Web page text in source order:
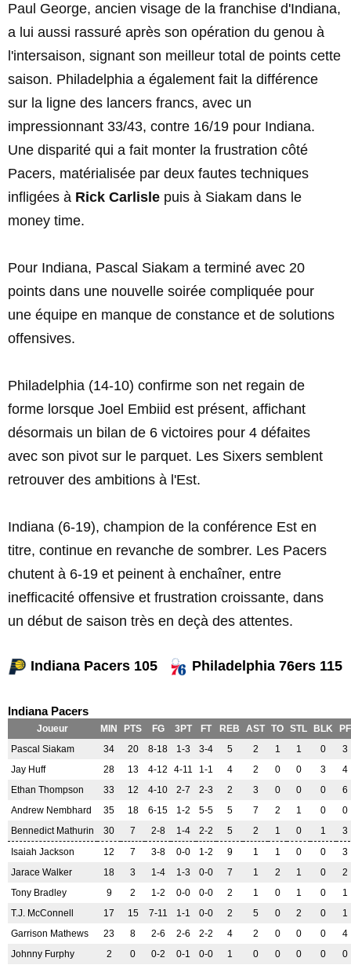
Paul George, ancien visage de la franchise d'Indiana,
a lui aussi rassuré après son opération du genou à
l'intersaison, signant son meilleur total de points cette
saison. Philadelphia a également fait la différence
sur la ligne des lancers francs, avec un
impressionnant 33/43, contre 16/19 pour Indiana.
Une disparité qui a fait monter la frustration côté
Pacers, matérialisée par deux fautes techniques
infligées à Rick Carlisle puis à Siakam dans le
money time.
Pour Indiana, Pascal Siakam a terminé avec 20
points dans une nouvelle soirée compliquée pour
une équipe en manque de constance et de solutions
offensives.
Philadelphia (14-10) confirme son net regain de
forme lorsque Joel Embiid est présent, affichant
désormais un bilan de 6 victoires pour 4 défaites
avec son pivot sur le parquet. Les Sixers semblent
retrouver des ambitions à l'Est.
Indiana (6-19), champion de la conférence Est en
titre, continue en revanche de sombrer. Les Pacers
chutent à 6-19 et peinent à enchaîner, entre
inefficacité offensive et frustration croissante, dans
un début de saison très en deçà des attentes.
Indiana Pacers 105 Philadelphia 76ers 115
Indiana Pacers
Joueur MIN PTS FG 3PT FT REB AST TO STL BLK
PF
Pascal Siakam
34 20 8-18 1-3 3-4 5 2 1 1 0
3
Jay Huff
28 13 4-12 4-11 1-1 4 2 0 0 3
4
Ethan Thompson
33 12 4-10 2-7 2-3 2 3 0 0 0
6
Andrew Nembhard
35 18 6-15 1-2 5-5 5 7 2 1 0
0
Bennedict Mathurin
30 7 2-8 1-4 2-2 5 2 1 0 1
3
Isaiah Jackson
12 7 3-8 0-0 1-2 9 1 1 0 0
3
Jarace Walker
18 3 1-4 1-3 0-0 7 1 2 1 0
2
Tony Bradley
9 2 1-2 0-0 0-0 2 1 0 1 0
1
T.J. McConnell
17 15 7-11 1-1 0-0 2 5 0 2 0
1
Garrison Mathews
23 8 2-6 2-6 2-2 4 2 0 0 0
4
Johnny Furphy
2 0 0-2 0-1 0-0 1 0 0 0 0
0